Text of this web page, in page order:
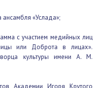
ансамбля «Услада»;
с участием медийных
или Доброта в лицах».
культуры имени А. М.
Академии Игоря Крутого